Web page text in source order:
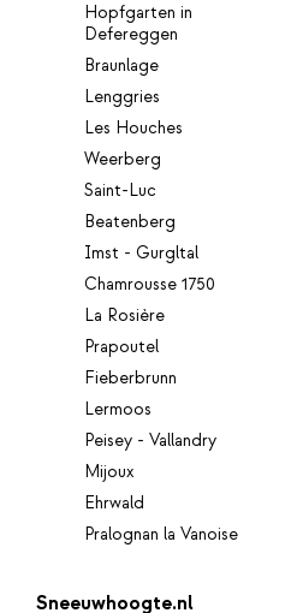
Hopfgarten in
Defereggen
Braunlage
Lenggries
Les Houches
Weerberg
Saint-Luc
Beatenberg
Imst - Gurgltal
Chamrousse 1750
La Rosière
Prapoutel
Fieberbrunn
Lermoos
Peisey - Vallandry
Mijoux
Ehrwald
Pralognan la Vanoise
Sneeuwhoogte.nl